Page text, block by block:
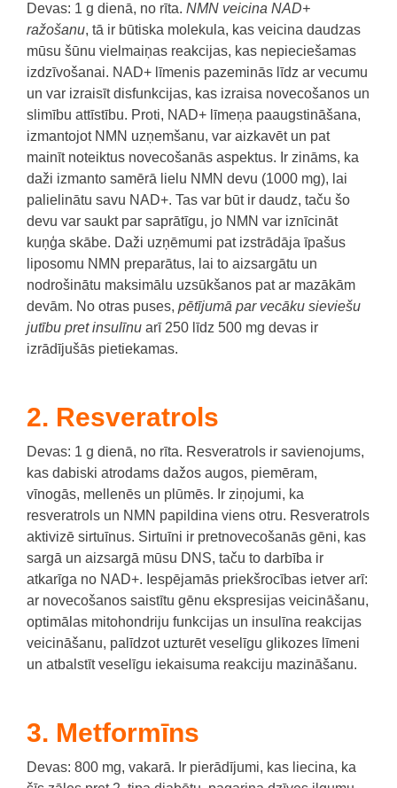
Devas: 1 g dienā, no rīta. NMN veicina NAD+
ražošanu, tā ir būtiska molekula, kas veicina daudzas
mūsu šūnu vielmaiņas reakcijas, kas nepieciešamas
izdzīvošanai. NAD+ līmenis pazeminās līdz ar vecumu
un var izraisīt disfunkcijas, kas izraisa novecošanos un
slimību attīstību. Proti, NAD+ līmeņa paaugstināšana,
izmantojot NMN uzņemšanu, var aizkavēt un pat
mainīt noteiktus novecošanās aspektus. Ir zināms, ka
daži izmanto samērā lielu NMN devu (1000 mg), lai
palielinātu savu NAD+. Tas var būt ir daudz, taču šo
devu var saukt par saprātīgu, jo NMN var iznīcināt
kuņģa skābe. Daži uzņēmumi pat izstrādāja īpašus
liposomu NMN preparātus, lai to aizsargātu un
nodrošinātu maksimālu uzsūkšanos pat ar mazākām
devām. No otras puses, pētījumā par vecāku sieviešu
jutību pret insulīnu arī 250 līdz 500 mg devas ir
izrādījušās pietiekamas.
2. Resveratrols
Devas: 1 g dienā, no rīta. Resveratrols ir savienojums,
kas dabiski atrodams dažos augos, piemēram,
vīnogās, mellenēs un plūmēs. Ir ziņojumi, ka
resveratrols un NMN papildina viens otru. Resveratrols
aktivizē sirtuīnus. Sirtuīni ir pretnovecošanās gēni, kas
sargā un aizsargā mūsu DNS, taču to darbība ir
atkarīga no NAD+. Iespējamās priekšrocības ietver arī:
ar novecošanos saistītu gēnu ekspresijas veicināšanu,
optimālas mitohondriju funkcijas un insulīna reakcijas
veicināšanu, palīdzot uzturēt veselīgu glikozes līmeni
un atbalstīt veselīgu iekaisuma reakciju mazināšanu.
3. Metformīns
Devas: 800 mg, vakarā. Ir pierādījumi, kas liecina, ka